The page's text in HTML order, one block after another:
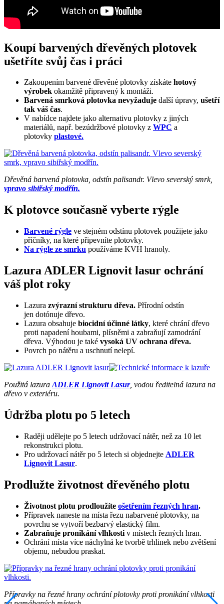
Koupí barvených dřevěných plotovek
ušetříte svůj čas i práci
Zakoupením barvené dřevěné plotovky získáte hotový
výrobek okamžitě připravený k montáži.
Barvená smrková plotovka nevyžaduje další úpravy, ušetří
tak váš čas.
V nabídce najdete jako alternativu plotovky z jiných
materiálů, např. bezúdržbové plotovky z WPC a
plotovky plastové.
Dřevěná barvená plotovka, odstín palisandr. Vlevo severský smrk,
vpravo sibiřský modřín.
K plotovce současně vyberte rýgle
Barvené rýgle ve stejném odstínu plotovek použijete jako
příčníky, na které připevníte plotovky.
Na rýgle ze smrku používáme KVH hranoly.
Lazura ADLER Lignovit lasur ochrání
váš plot roky
Lazura zvýrazní strukturu dřeva. Přírodní odstín
jen dotónuje dřevo.
Lazura obsahuje biocidní účinné látky, které chrání dřevo
proti napadení houbami, plísněmi a zabraňují zamodrání
dřeva. Výhodou je také vysoká UV ochrana dřeva.
Povrch po nátěru a uschnutí nelepí.
Použitá lazura ADLER Lignovit Lasur, vodou ředitelná lazura na
dřevo v exteriéru.
Údržba plotu po 5 letech
Raději udělejte po 5 letech udržovací nátěr, než za 10 let
rekonstrukci plotu.
Pro udržovací nátěr po 5 letech si objednejte ADLER
Lignovit Lasur.
Prodlužte životnost dřevěného plotu
Životnost plotu prodloužíte ošetřením řezných hran.
Přípravek naneste na místa řezu nabarvené plotovky, na
povrchu se vytvoří bezbarvý elastický film.
Zabraňuje pronikání vlhkosti v místech řezných hran.
Ochrání místa více náchylná ke tvorbě trhlinek nebo zvětšení
objemu, nebudou praskat.
Přípravky na řezné hrany ochrání plotovky proti pronikání vlhkosti